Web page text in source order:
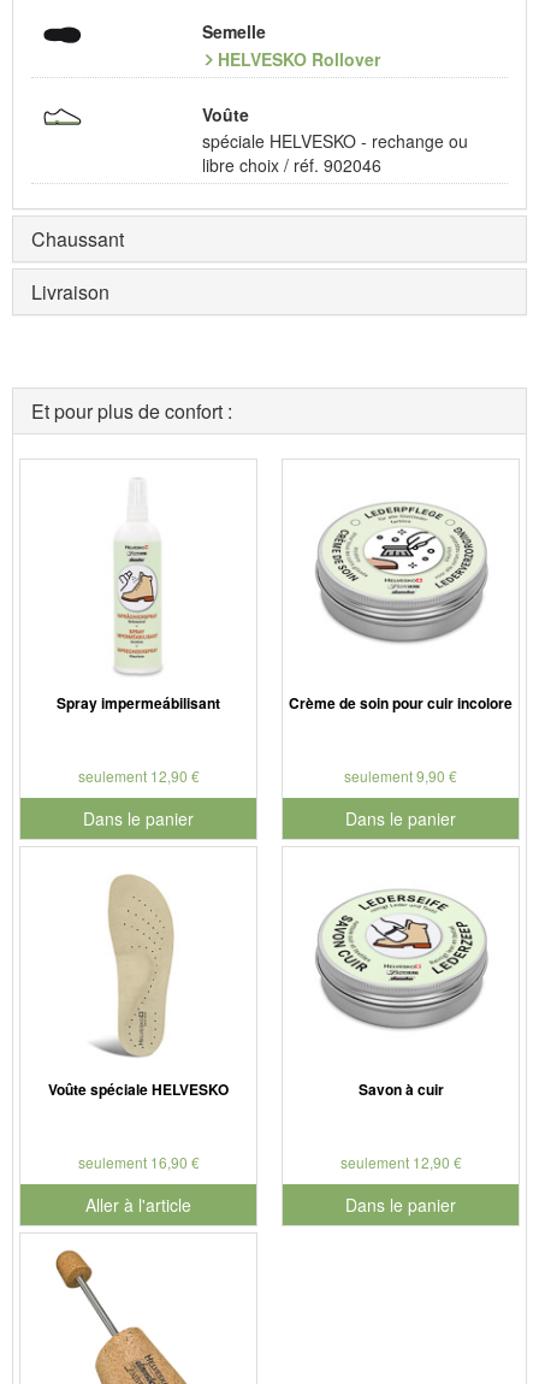
Semelle
HELVESKO Rollover
Voûte
spéciale HELVESKO - rechange ou
libre choix / réf. 902046
Chaussant
Livraison
Et pour plus de confort :
Spray impermeábilisant
seulement 12,90 €
Dans le panier
pour le numéro de produit 901126
Crème de soin pour cuir incolore
seulement 9,90 €
Dans le panier
pour le numéro de produit
Voûte spéciale HELVESKO
seulement 16,90 €
Aller à l'article
Savon à cuir
seulement 12,90 €
Dans le panier
pour le numéro de produit